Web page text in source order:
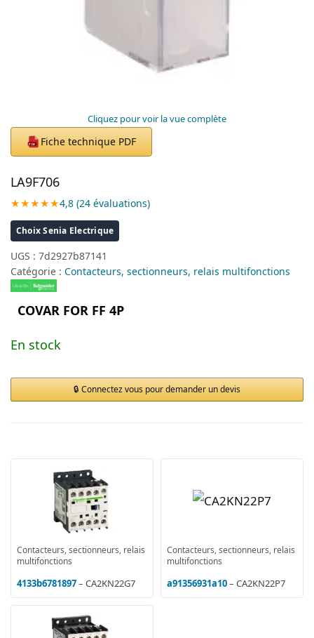
Cliquez pour voir la vue complète
PDF Fiche technique PDF
LA9F706
★★★★★4,8 (24 évaluations)
Choix Senia Electrique
UGS : 7d2927b87141
Catégorie : Contacteurs, sectionneurs, relais multifonctions
COVAR FOR FF 4P
En stock
Connectez vous pour demander un devis
Contacteurs, sectionneurs, relais
multifonctions
4133b6781897– CA2KN22G7
Contacteurs, sectionneurs, relais
multifonctions
a91356931a10– CA2KN22P7